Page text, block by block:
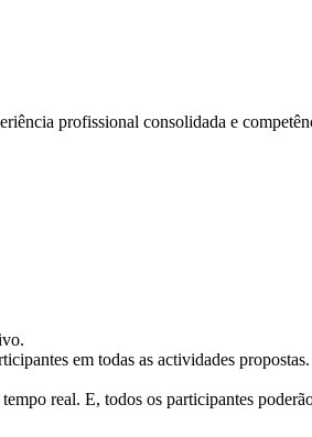
profissional consolidada e
em todas as actividades
real. E, todos os participantes